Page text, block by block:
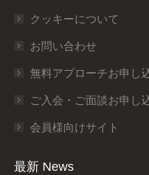
クッキーについて
お問い合わせ
無料アプローチお申し
ご入会・ご面談お申し
会員様向けサイト
最新 News